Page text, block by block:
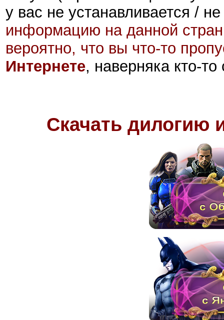
у вас не устанавливается /
информацию на данной
вероятно, что вы что-то
Интернете, наверняка кто-
Скачать дилогию